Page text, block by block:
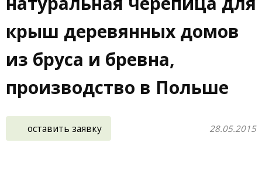
крыш деревянных домов
из бруса и бревна,
производство в Польше
оставить заявку 28.05.2015